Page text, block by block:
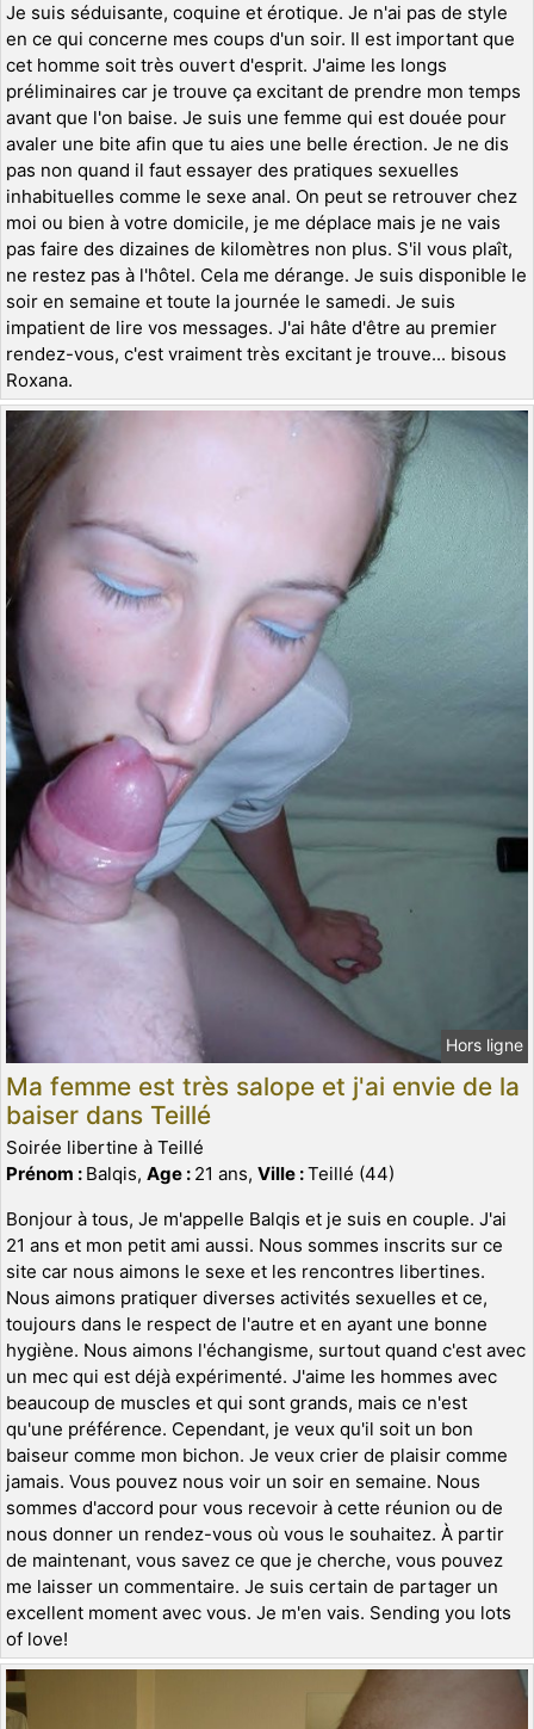
Je suis séduisante, coquine et érotique. Je n'ai pas de style
en ce qui concerne mes coups d'un soir. Il est important que
cet homme soit très ouvert d'esprit. J'aime les longs
préliminaires car je trouve ça excitant de prendre mon temps
avant que l'on baise. Je suis une femme qui est douée pour
avaler une bite afin que tu aies une belle érection. Je ne dis
pas non quand il faut essayer des pratiques sexuelles
inhabituelles comme le sexe anal. On peut se retrouver chez
moi ou bien à votre domicile, je me déplace mais je ne vais
pas faire des dizaines de kilomètres non plus. S'il vous plaît,
ne restez pas à l'hôtel. Cela me dérange. Je suis disponible le
soir en semaine et toute la journée le samedi. Je suis
impatient de lire vos messages. J'ai hâte d'être au premier
rendez-vous, c'est vraiment très excitant je trouve... bisous
Roxana.
Hors ligne
Ma femme est très salope et j'ai envie de la
baiser dans Teillé
Soirée libertine à Teillé
Prénom : Balqis, Age : 21 ans, Ville :Teillé (44)
Bonjour à tous, Je m'appelle Balqis et je suis en couple. J'ai
21 ans et mon petit ami aussi. Nous sommes inscrits sur ce
site car nous aimons le sexe et les rencontres libertines.
Nous aimons pratiquer diverses activités sexuelles et ce,
toujours dans le respect de l'autre et en ayant une bonne
hygiène. Nous aimons l'échangisme, surtout quand c'est avec
un mec qui est déjà expérimenté. J'aime les hommes avec
beaucoup de muscles et qui sont grands, mais ce n'est
qu'une préférence. Cependant, je veux qu'il soit un bon
baiseur comme mon bichon. Je veux crier de plaisir comme
jamais. Vous pouvez nous voir un soir en semaine. Nous
sommes d'accord pour vous recevoir à cette réunion ou de
nous donner un rendez-vous où vous le souhaitez. À partir
de maintenant, vous savez ce que je cherche, vous pouvez
me laisser un commentaire. Je suis certain de partager un
excellent moment avec vous. Je m'en vais. Sending you lots
of love!